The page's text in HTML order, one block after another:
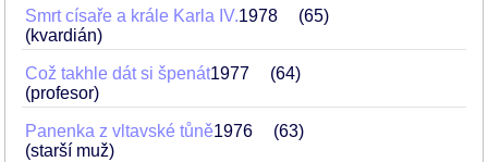
Smrt císaře a krále Karla IV.1978
65
(kvardián)
Což takhle dát si špenát1977
64
(profesor)
Panenka z vltavské tůně1976
63
(starší muž)